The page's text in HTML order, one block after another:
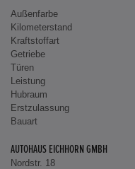
Außenfarbe
Kilometerstand
Kraftstoffart
Getriebe
Türen
Leistung
Hubraum
Erstzulassung
Bauart
AUTOHAUS EICHHORN GMBH
Nordstr. 18